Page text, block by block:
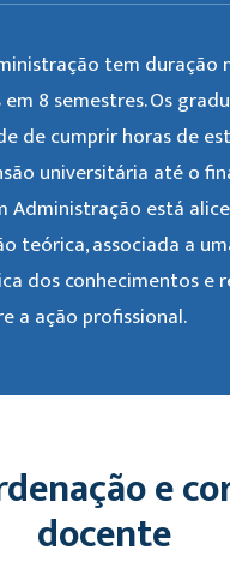
tem duração
8 semestres. Os
de cumprir horas de
universitária até o
Administração está
teórica, associada a
dos conhecimentos e
a ação profissional.
e
docente